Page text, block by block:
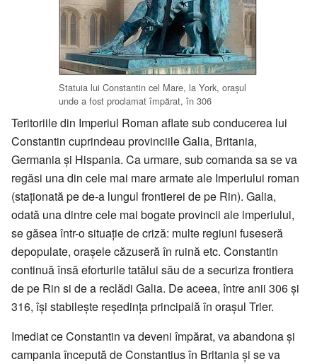
Statuia lui Constantin cel Mare, la York, orașul
unde a fost proclamat împărat, în 306
Teritoriile din Imperiul Roman aflate sub conducerea lui
Constantin cuprindeau provinciile Galia, Britania,
Germania și Hispania. Ca urmare, sub comanda sa se va
regăsi una din cele mai mare armate ale Imperiului roman
(staționată pe de-a lungul frontierei de pe Rin). Galia,
odată una dintre cele mai bogate provincii ale imperiului,
se găsea într-o situație de criză: multe regiuni fuseseră
depopulate, orașele căzuseră în ruină etc. Constantin
continuă însă eforturile tatălui său de a securiza frontiera
de pe Rin si de a reclădi Galia. De aceea, între anii 306 și
316, își stabilește reședința principală în orașul Trier.
Imediat ce Constantin va deveni împărat, va abandona și
campania începută de Constantius în Britania și se va